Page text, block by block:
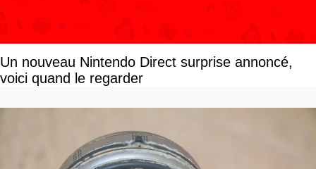
Un nouveau Nintendo Direct surprise annoncé,
voici quand le regarder